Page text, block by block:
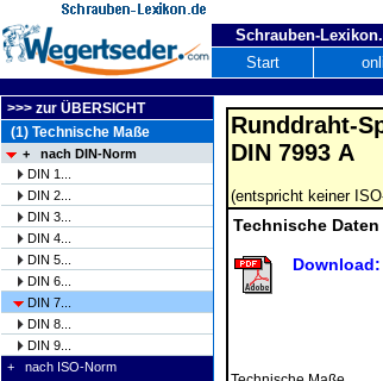
Schrauben-
Start
>>> zur ÜBERSICHT
(1) Technische Maße
+ nach DIN-Norm
DIN 1...
DIN 2...
DIN 3...
DIN 4...
DIN 5...
DIN 6...
DIN 7...
DIN 8...
DIN 9...
+ nach ISO-Norm
Runddraht-
DIN 7993 A
(entspricht keiner
Technische Daten